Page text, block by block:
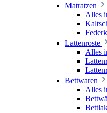
Matratzen
Alles
Lattenroste
Alles
Bettwaren
Alles